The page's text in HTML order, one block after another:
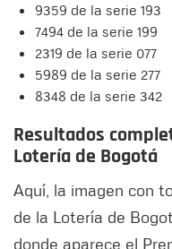
9359 de la serie 193
7494 de la serie 199
2319 de la serie 077
5989 de la serie 277
8348 de la serie 342
Resultados
Lotería de Bogotá
Aquí, la imagen con
de la Lotería de
donde aparece el